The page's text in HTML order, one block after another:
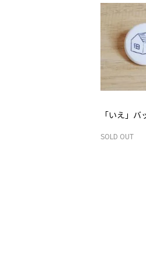
「いえ」バ
SOLD OUT